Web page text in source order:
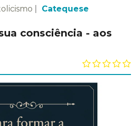
Catequese
consciência - aos